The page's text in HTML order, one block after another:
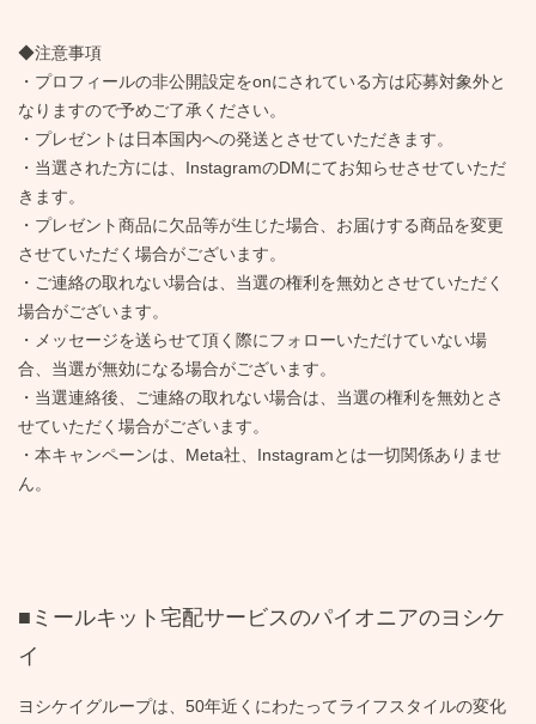
◆注意事項
・プロフィールの非公開設定をonにされている方は応募対象外と
なりますので予めご了承ください。
・プレゼントは日本国内への発送とさせていただきます。
・当選された方には、InstagramのDMにてお知らせさせていただ
きます。
・プレゼント商品に欠品等が生じた場合、お届けする商品を変更
させていただく場合がございます。
・ご連絡の取れない場合は、当選の権利を無効とさせていただく
場合がございます。
・メッセージを送らせて頂く際にフォローいただけていない場
合、当選が無効になる場合がございます。
・当選連絡後、ご連絡の取れない場合は、当選の権利を無効とさ
せていただく場合がございます。
・本キャンペーンは、Meta社、Instagramとは一切関係ありませ
ん。
■ミールキット宅配サービスのパイオニアのヨシケ
イ
ヨシケイグループは、50年近くにわたってライフスタイルの変化